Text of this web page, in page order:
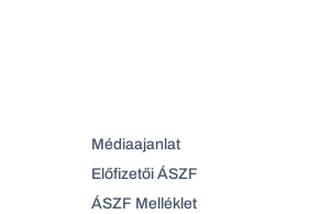
Médiaajanlat
Előfizetői ÁSZF
ÁSZF Melléklet